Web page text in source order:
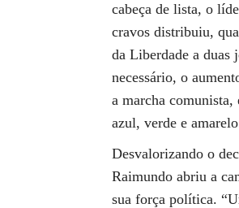
cabeça de lista, o
cravos distribuiu,
da Liberdade a duas
necessário, o
a marcha comunista,
azul, verde e
Desvalorizando o
Raimundo abriu a
sua força política.